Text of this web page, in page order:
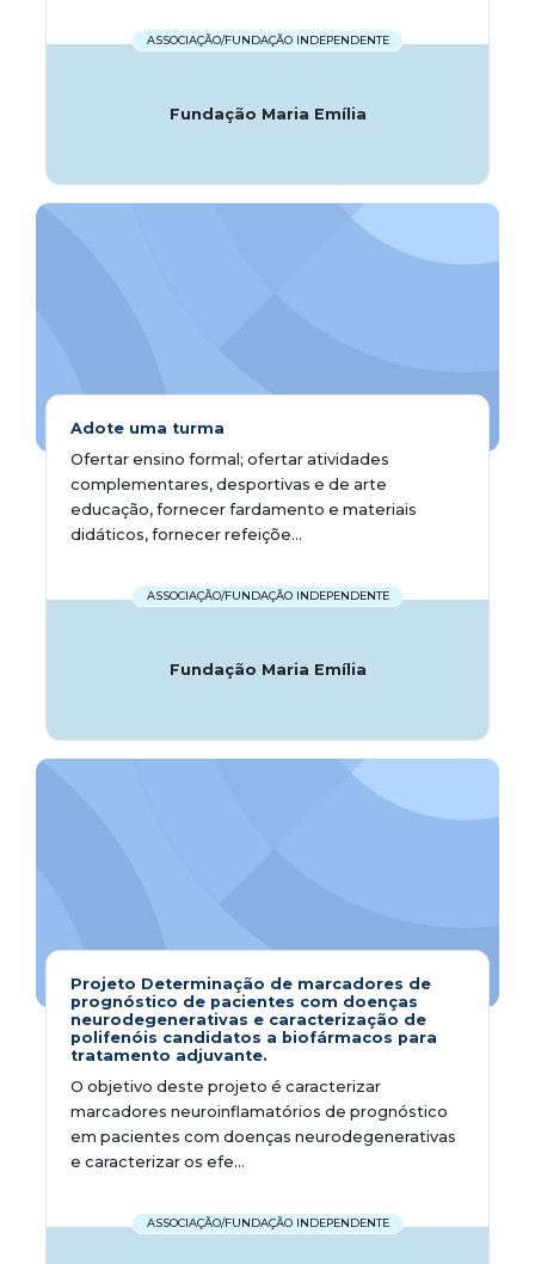
ASSOCIAÇÃO/FUNDAÇÃO INDEPENDENTE
Fundação Maria Emília
Adote uma turma
Ofertar ensino formal; ofertar atividades
complementares, desportivas e de arte
educação, fornecer fardamento e materiais
didáticos, fornecer refeiçõe...
ASSOCIAÇÃO/FUNDAÇÃO INDEPENDENTE
Fundação Maria Emília
Projeto Determinação de marcadores de
prognóstico de pacientes com doenças
neurodegenerativas e caracterização de
polifenóis candidatos a biofármacos para
tratamento adjuvante.
O objetivo deste projeto é caracterizar
marcadores neuroinflamatórios de prognóstico
em pacientes com doenças neurodegenerativas
e caracterizar os efe...
ASSOCIAÇÃO/FUNDAÇÃO INDEPENDENTE